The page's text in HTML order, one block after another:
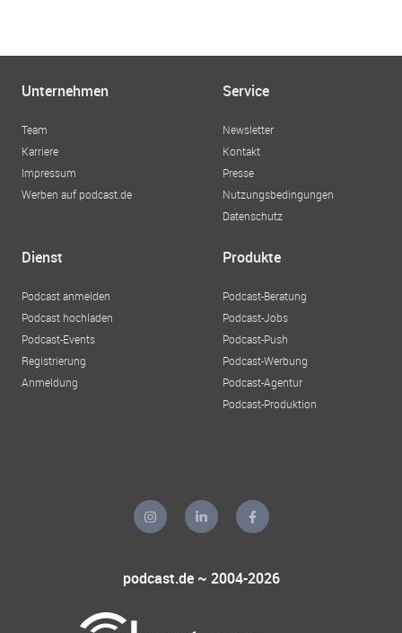
Unternehmen
Team
Karriere
Impressum
Werben auf podcast.de
Service
Newsletter
Kontakt
Presse
Nutzungsbedingungen
Datenschutz
Dienst
Podcast anmelden
Podcast hochladen
Podcast-Events
Registrierung
Anmeldung
Produkte
Podcast-Beratung
Podcast-Jobs
Podcast-Push
Podcast-Werbung
Podcast-Agentur
Podcast-Produktion
podcast.de ~ 2004-2026